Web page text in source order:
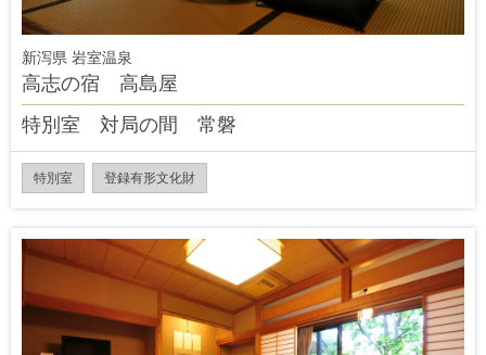
新泻県 岩室温泉
高志の宿 高島屋
特別室 対局の間 常磐
特別室 登録有形文化財